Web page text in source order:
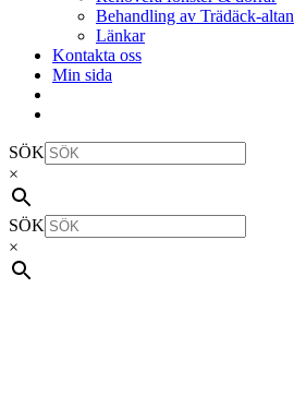
Behandling av Trädäck-altan
Länkar
Kontakta oss
Min sida
SÖK
×
SÖK
×